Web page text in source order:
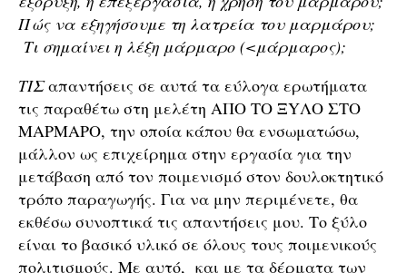
Πώς να εξηγήσουμε τη λατρεία του μαρμάρου;
Τι σημαίνει η λέξη μάρμαρο (<μάρμαρος);
ΤΙΣαπαντήσεις σε αυτά τα εύλογα ερωτήματα
τις παραθέτω στη μελέτη ΑΠΟ ΤΟ ΞYΛΟ ΣΤΟ
ΜΑΡΜΑΡΟ, την οποία κάπου θα ενσωματώσω,
μάλλον ως επιχείρημα στην εργασία για την
μετάβαση από τον ποιμενισμό στον δουλοκτητικό
τρόπο παραγωγής. Για να μην περιμένετε, θα
εκθέσω συνοπτικά τις απαντήσεις μου. Το ξύλο
είναι το βασικό υλικό σε όλους τους ποιμενικούς
πολιτισμούς. Με αυτό, και με τα δέρματα των